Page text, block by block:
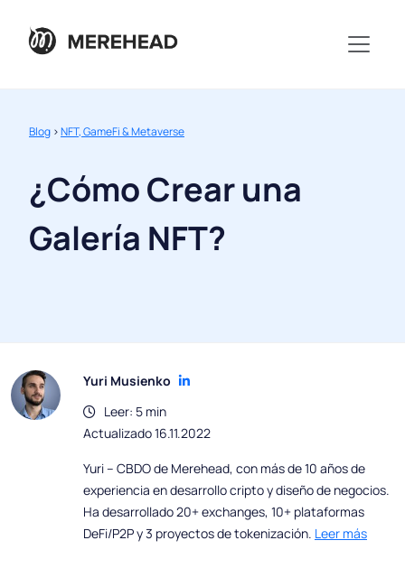
Blog >NFT, GameFi & Metaverse
¿Cómo Crear una
Galería NFT?
Yuri Musienko
Leer: 5 min
Actualizado 16.11.2022
Yuri – CBDO de Merehead, con más de 10 años de
experiencia en desarrollo cripto y diseño de negocios.
Ha desarrollado 20+ exchanges, 10+ plataformas
DeFi/P2P y 3 proyectos de tokenización. Leer más